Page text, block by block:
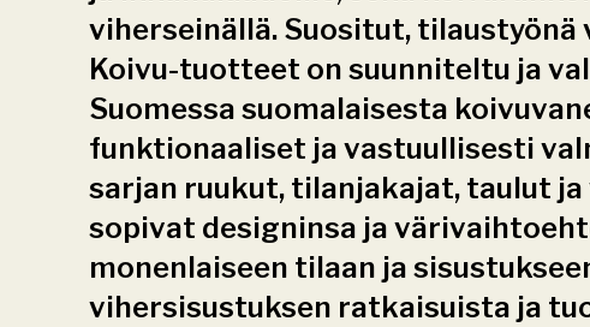
viherseinällä. Suositut,
Koivu-tuotteet on suunniteltu ja
Suomessa suomalaisesta
funktionaaliset ja vastuullisesti
sarjan ruukut, tilanjakajat, taulut
sopivat designinsa ja
monenlaiseen tilaan ja
vihersisustuksen ratkaisuista ja